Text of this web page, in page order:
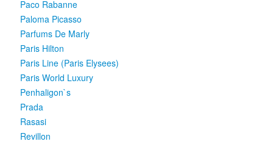
Paco Rabanne
Paloma Picasso
Parfums De Marly
Paris Hilton
Paris Line (Paris Elysees)
Paris World Luxury
Penhaligon`s
Prada
Rasasi
Revillon